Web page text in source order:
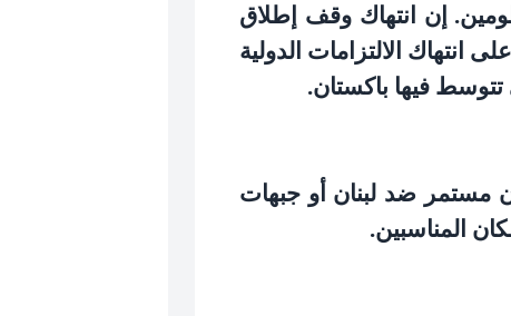
إن انتهاك وقف إطلاق
انتهاك الالتزامات الدولية
فيها باكستان.
مستمر ضد لبنان أو جبهات
المناسبين.